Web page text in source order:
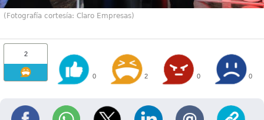
(Fotografía cortesía: Claro Empresas)
2
0 2 0 0